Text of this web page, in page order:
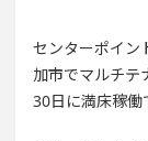
センターポイン
加市でマルチテ
30日に満床稼働